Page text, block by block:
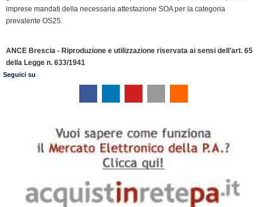
imprese mandati della necessaria attestazione SOA per la categoria
prevalente OS25.
ANCE Brescia - Riproduzione e utilizzazione riservata ai sensi dell’art. 65
della Legge n. 633/1941
Seguici su